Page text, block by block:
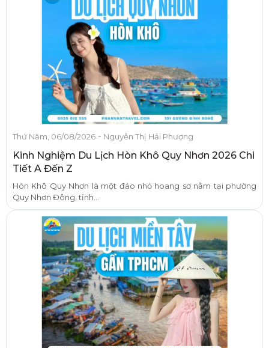
Thứ Năm, 06/08/2026 - Nguyễn Thị Hải Phượng
Kinh Nghiệm Du Lịch Hòn Khô Quy Nhơn 2026 Chi
Tiết A Đến Z
Hòn Khô Quy Nhơn là một đảo nhỏ hoang sơ nằm tại phường
Quy Nhơn Đông, tỉnh...